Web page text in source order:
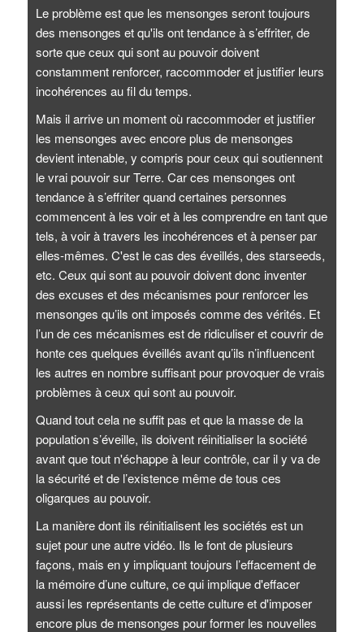
Le problème est que les mensonges seront toujours
des mensonges et qu'ils ont tendance à s’effriter, de
sorte que ceux qui sont au pouvoir doivent
constamment renforcer, raccommoder et justifier leurs
incohérences au fil du temps.
Mais il arrive un moment où raccommoder et justifier
les mensonges avec encore plus de mensonges
devient intenable, y compris pour ceux qui soutiennent
le vrai pouvoir sur Terre. Car ces mensonges ont
tendance à s’effriter quand certaines personnes
commencent à les voir et à les comprendre en tant que
tels, à voir à travers les incohérences et à penser par
elles-mêmes. C'est le cas des éveillés, des starseeds,
etc. Ceux qui sont au pouvoir doivent donc inventer
des excuses et des mécanismes pour renforcer les
mensonges qu’ils ont imposés comme des vérités. Et
l’un de ces mécanismes est de ridiculiser et couvrir de
honte ces quelques éveillés avant qu’ils n’influencent
les autres en nombre suffisant pour provoquer de vrais
problèmes à ceux qui sont au pouvoir.
Quand tout cela ne suffit pas et que la masse de la
population s’éveille, ils doivent réinitialiser la société
avant que tout n'échappe à leur contrôle, car il y va de
la sécurité et de l’existence même de tous ces
oligarques au pouvoir.
La manière dont ils réinitialisent les sociétés est un
sujet pour une autre vidéo. Ils le font de plusieurs
façons, mais en y impliquant toujours l’effacement de
la mémoire d’une culture, ce qui implique d'effacer
aussi les représentants de cette culture et d'imposer
encore plus de mensonges pour former les nouvelles